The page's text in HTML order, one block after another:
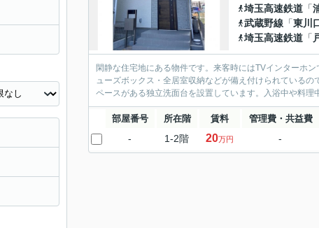
埼玉高速鉄道 「
武蔵野線 「東川
埼玉高速鉄道 「
閑静な住宅地にある物件です。来客時にはTVインターホ
ューズボックス・全居室収納などが備え付けられている
ペースがある独立洗面台を設置しています。入浴中や料
部屋番号 所在階 賃料 管理費・共益費
- 1-2階 20万円 -